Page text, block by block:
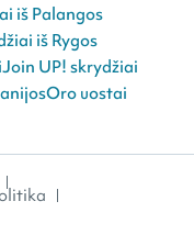
iš Palangos
iš Rygos
Join UP! skrydžiai
Oro uostai